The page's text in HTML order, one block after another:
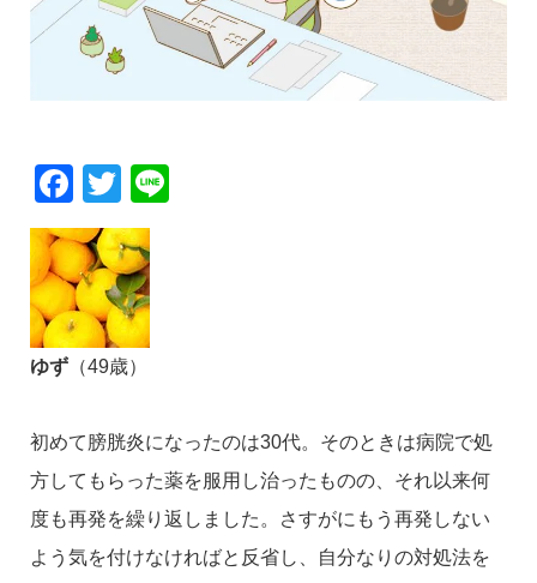
Facebook
Twitter
ゆず（49歳）
初めて膀胱炎になったのは30代。そのときは病院で処
方してもらった薬を服用し治ったものの、それ以来何
度も再発を繰り返しました。さすがにもう再発しない
よう気を付けなければと反省し、自分なりの対処法を